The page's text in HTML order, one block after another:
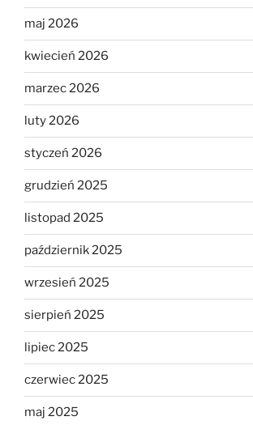
maj 2026
kwiecień 2026
marzec 2026
luty 2026
styczeń 2026
grudzień 2025
listopad 2025
październik 2025
wrzesień 2025
sierpień 2025
lipiec 2025
czerwiec 2025
maj 2025